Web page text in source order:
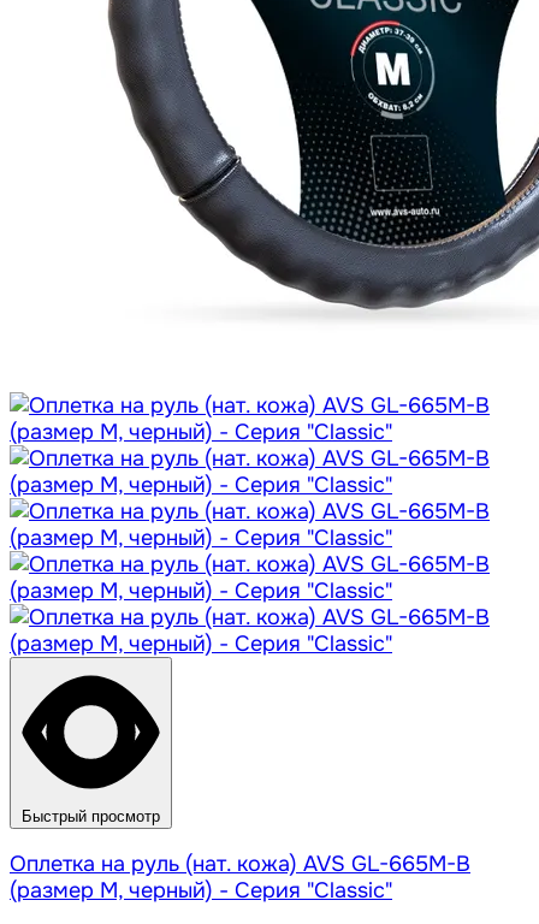
Быстрый просмотр
Оплетка на руль (нат. кожа) AVS GL-665M-B
(размер M, черный) - Серия "Classic"